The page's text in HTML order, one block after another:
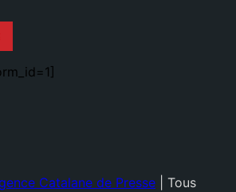
Catalane de Presse | Tous